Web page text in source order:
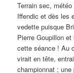
Terrain sec,
Iffendic et dès les
vedette puisque
Pierre Goupillon
cette séance ! Au
virait en tête,
championnat ;